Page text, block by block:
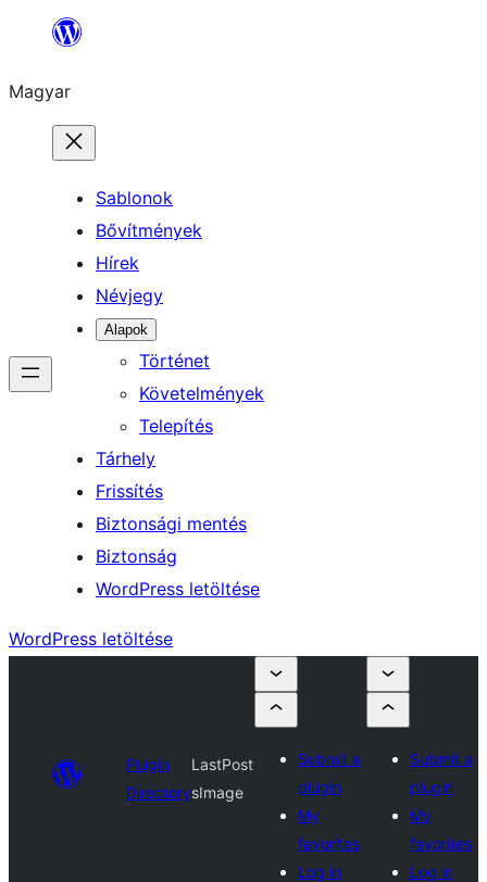
Ugrás
tartalomhoz
Magyar
Sablonok
Bővítmények
Hírek
Névjegy
Alapok
Történet
Követelmények
Telepítés
Tárhely
Frissítés
Biztonsági mentés
Biztonság
WordPress letöltése
WordPress letöltése
Plugin
Directory
LastPost
sImage
Submit a
plugin
My
favorites
Log in
Submit a
plugin
My
favorites
Log in